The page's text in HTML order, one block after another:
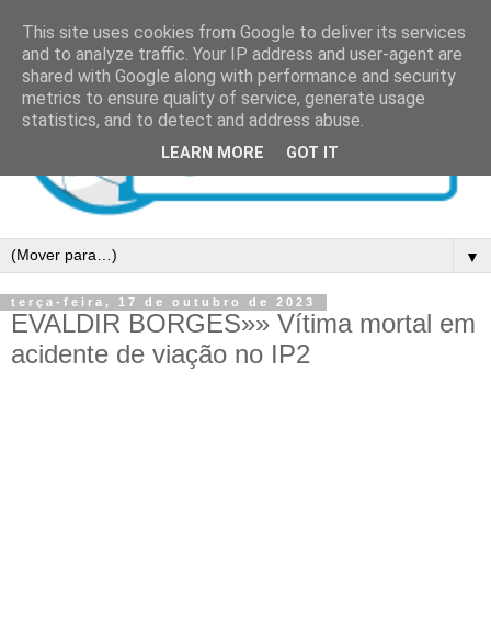
▼
terça-feira, 17 de outubro de 2023
EVALDIR BORGES»» Vítima mortal em
acidente de viação no IP2
This site uses cookies from Google to deliver its services
and to analyze traffic. Your IP address and user-agent are
shared with Google along with performance and security
metrics to ensure quality of service, generate usage
statistics, and to detect and address abuse.
LEARN MORE GOT IT